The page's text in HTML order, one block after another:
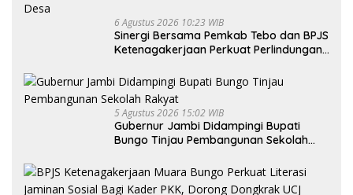
6 Agustus 2026 10:23 WIB
Sinergi Bersama Pemkab Tebo dan BPJS
Ketenagakerjaan Perkuat Perlindungan
5 Agustus 2026 15:02 WIB
Gubernur Jambi Didampingi Bupati
Bungo Tinjau Pembangunan Sekolah